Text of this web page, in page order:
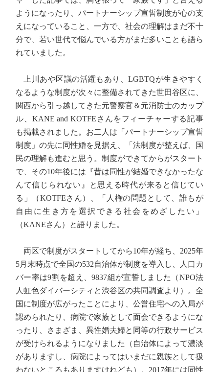
ようになったり、パートナーシップ宣誓制度が心の支
えになっていること、一方で、社会の理解はまだ不十
分で、若い世代で悩んでいる方がまだ多いことも語ら
れていました。
上川あや区議の活躍もあり、LGBTQが生きやすく
なるような制度が次々に整備されてきた世田谷区に、
関西から引っ越してきた元警察官＆元消防士のカップ
ル、KANE and KOTFEさんをフィーチャーする記事
も掲載されました。お二人は「パートナーシップ宣誓
制度」の先に同性婚を見据え、「法制度が整えば、国
民の理解も進むと思う。制度ができてからがスタート
で、その10年後には『昔は同性が結婚できなかったな
んて信じられない』と思える時代が来ると信じてい
る」（KOTFEさん）、「人権の問題として、誰もが
自由に生き方を選択できる社会をめざしたい」
（KANEさん）と語りました。
両区で制度がスタートしてから10年が経ち、2025年
5月末時点で全国の532自治体が制度を導入し、人口カ
バー率は9割を超え、9837組が宣誓しました（NPO法
人虹色ダイバーシティと渋谷区の共同調査より）。全
国に制度が広がったことにより、公営住宅への入局が
認められたり、病院で家族として面会できるようにな
ったり、さまざま、異性婚夫婦と同等の行政サービス
が受けられるようになりました（自治体によって濃淡
がありますし、病院によってはいまだに親族として扱
わないところもありますけれども）。2017年には同性